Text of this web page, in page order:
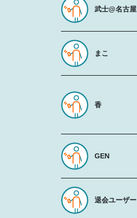
武士@名古屋
まこ
香
GEN
退会ユーザー